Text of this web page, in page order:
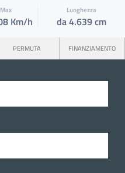
Km/h
Lunghezza
da 4.639 cm
PERMUTA FINANZIAMENTO